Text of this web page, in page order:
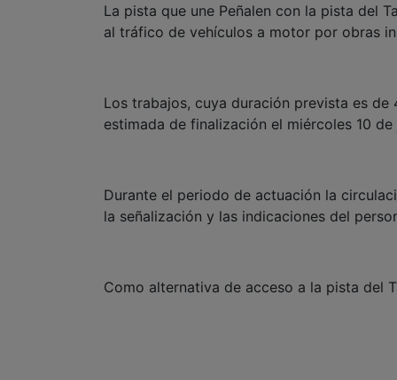
La pista que une Peñalen con la pista del
al tráfico de vehículos a motor por obras
Los trabajos, cuya duración prevista es
estimada de finalización el miércoles 10
Durante el periodo de actuación la
la señalización y las indicaciones del
Como alternativa de acceso a la pista del